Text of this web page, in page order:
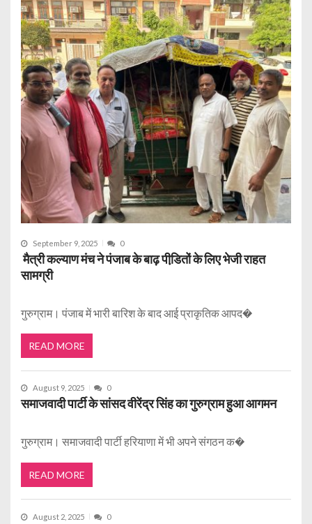
September 9, 2025 0
मैत्री कल्याण मंच ने पंजाब के बाढ़ पीडि़तों के लिए भेजी राहत
सामग्री
गुरुग्राम। पंजाब में भारी बारिश के बाद आई प्राकृतिक आपद�
READ MORE
August 9, 2025 0
समाजवादी पार्टी के सांसद वीरेंद्र सिंह का गुरुग्राम हुआ आगमन
गुरुग्राम। समाजवादी पार्टी हरियाणा में भी अपने संगठन क�
READ MORE
August 2, 2025 0